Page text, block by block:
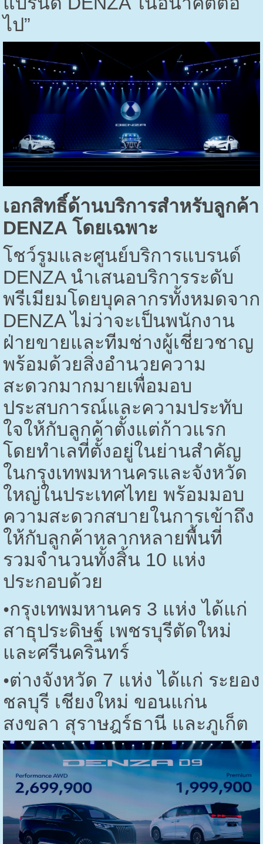
ไป”
เอกสิทธิ์ด้านบริการสำหรับลูกค้า
DENZA โดยเฉพาะ
โชว์รูมและศูนย์บริการแบรนด์
DENZA นำเสนอบริการระดับ
พรีเมียมโดยบุคลากรทั้งหมดจาก
DENZAไม่ว่าจะเป็นพนักงาน
ฝ่ายขายและทีมช่างผู้เชี่ยวชาญ
พร้อมด้วยสิ่งอำนวยความ
สะดวกมากมายเพื่อมอบ
ประสบการณ์และความประทับ
ใจให้กับลูกค้าตั้งแต่ก้าวแรก
โดยทำเลที่ตั้งอยู่ในย่านสำคัญ
ในกรุงเทพมหานครและจังหวัด
ใหญ่ในประเทศไทย พร้อมมอบ
ความสะดวกสบายในการเข้าถึง
ให้กับลูกค้าหลากหลายพื้นที่
รวมจำนวนทั้งสิ้น 10 แห่ง
ประกอบด้วย
•กรุงเทพมหานคร 3 แห่ง ได้แก่
สาธุประดิษฐ์ เพชรบุรีตัดใหม่
และศรีนครินทร์
•ต่างจังหวัด 7 แห่ง ได้แก่ ระยอง
ชลบุรี เชียงใหม่ ขอนแก่น
สงขลา สุราษฎร์ธานี และภูเก็ต